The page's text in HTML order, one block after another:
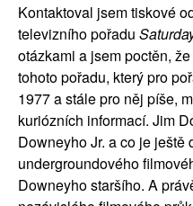
Kontaktoval jsem tiskové
televizního pořadu
otázkami a jsem poctěn,
tohoto pořadu, který pro
1977 a stále pro něj píše,
kuriózních informací. Jim
Downeyho Jr. a co je
undergroundového
Downeyho staršího. A